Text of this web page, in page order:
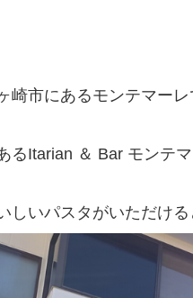
崎市にあるモンテマー
るItarian ＆ Bar モンテマ
しいパスタがいただけ